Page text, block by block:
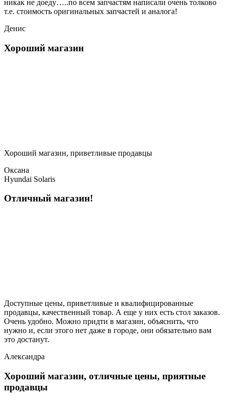
никак не доеду…..по всем запчастям написали очень толково
т.е. стоимость оригинальных запчастей и аналога!
Денис
Хороший магазин
Хороший магазин, приветливые продавцы
Оксана
Hyundai Solaris
Отличный магазин!
Доступные цены, приветливые и квалифицированные
продавцы, качественный товар. А еще у них есть стол заказов.
Очень удобно. Можно придти в магазин, объяснить, что
нужно и, если этого нет даже в городе, они обязательно вам
это достанут.
Александра
Хороший магазин, отличные цены, приятные
продавцы